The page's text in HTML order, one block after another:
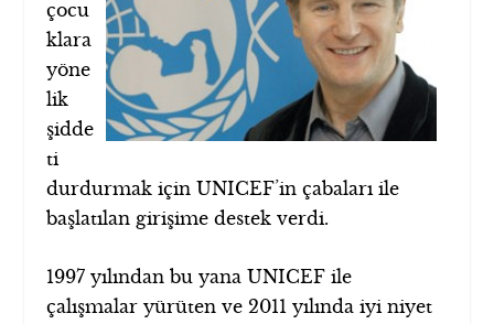
çocu
klara
yöne
lik
şidde
ti
durdurmak için UNICEF’in çabaları ile
başlatılan girişime destek verdi.
1997 yılından bu yana UNICEF ile
çalışmalar yürüten ve 2011 yılında iyi niyet